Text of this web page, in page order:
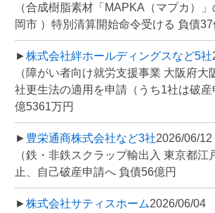
（合成樹脂素材「MAPKA（マプカ）
岡市 ）特別清算開始命令受ける 負債
►株式会社絆ホールディングスなど5社
（障がい者向け就労支援事業 大阪府大
社更生法の適用を申請（うち1社は破
億5361万円
► 豊栄通商株式会社など3社2026/06/12
（鉄・非鉄スクラップ輸出入 東京都江
止、自己破産申請へ 負債56億円
►株式会社サティスホーム2026/06/04